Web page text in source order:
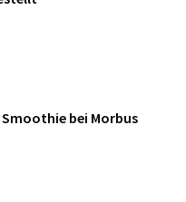
bei Morbus